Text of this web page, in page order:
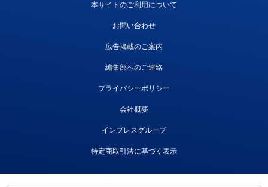
本サイトのご利用について
お問い合わせ
広告掲載のご案内
編集部へのご連絡
プライバシーポリシー
会社概要
インプレスグループ
特定商取引法に基づく表示